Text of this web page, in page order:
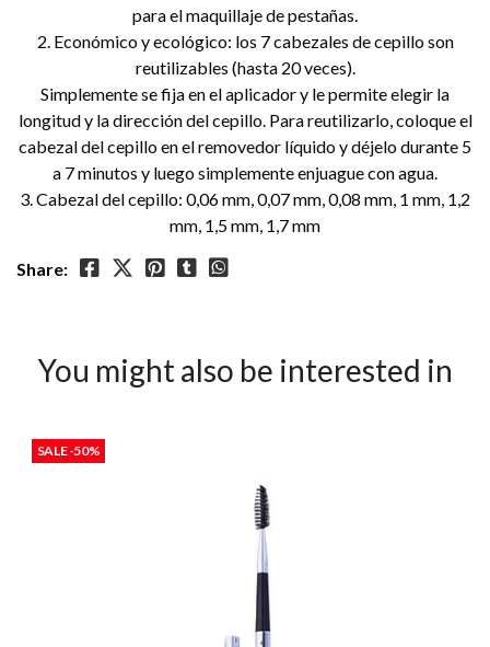
para el maquillaje de pestañas.
2. Económico y ecológico: los 7 cabezales de cepillo son
reutilizables (hasta 20 veces).
Simplemente se fija en el aplicador y le permite elegir la
longitud y la dirección del cepillo. Para reutilizarlo, coloque el
cabezal del cepillo en el removedor líquido y déjelo durante 5
a 7 minutos y luego simplemente enjuague con agua.
3. Cabezal del cepillo: 0,06 mm, 0,07 mm, 0,08 mm, 1 mm, 1,2
mm, 1,5 mm, 1,7 mm
Share:
You might also be interested in
SALE -50%